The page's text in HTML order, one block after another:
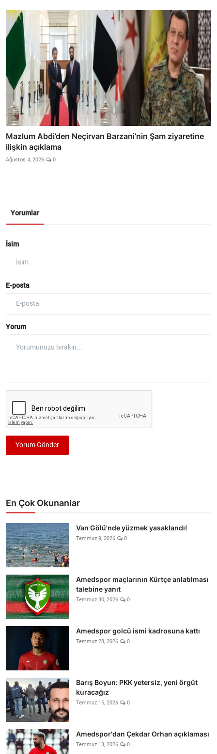
Mazlum Abdi’den Neçirvan Barzani’nin Şam ziyaretine
ilişkin açıklama
Ağustos 4, 2026 0
Yorumlar
İsim
E-posta
Yorum
Yorum Gönder
En Çok Okunanlar
Van Gölü'nde yüzmek yasaklandı!
Temmuz 9, 2026 0
Amedspor maçlarının Kürtçe anlatılması
talebine yanıt
Temmuz 30, 2026 0
Amedspor golcü ismi kadrosuna kattı
Temmuz 28, 2026 0
Barış Boyun: PKK yetersiz, yeni örgüt
kuracağız
Temmuz 15, 2026 0
Amedspor'dan Çekdar Orhan açıklaması
Temmuz 13, 2026 0